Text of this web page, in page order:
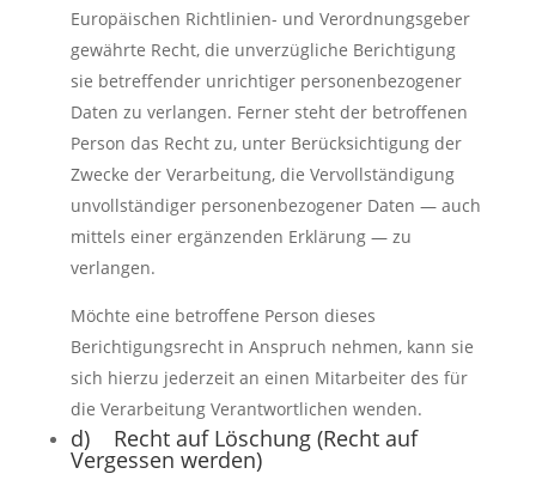
Europäischen Richtlinien- und Verordnungsgeber
gewährte Recht, die unverzügliche Berichtigung
sie betreffender unrichtiger personenbezogener
Daten zu verlangen. Ferner steht der betroffenen
Person das Recht zu, unter Berücksichtigung der
Zwecke der Verarbeitung, die Vervollständigung
unvollständiger personenbezogener Daten — auch
mittels einer ergänzenden Erklärung — zu
verlangen.
Möchte eine betroffene Person dieses
Berichtigungsrecht in Anspruch nehmen, kann sie
sich hierzu jederzeit an einen Mitarbeiter des für
die Verarbeitung Verantwortlichen wenden.
d) Recht auf Löschung (Recht auf
Vergessen werden)